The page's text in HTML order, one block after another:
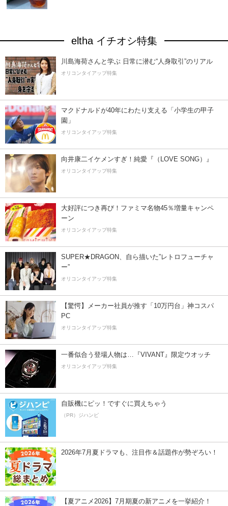
eltha イチオシ特集
川島海荷さんと学ぶ 日常に潜む“人身取引”のリアル
オリコンタイアップ特集
マクドナルドが40年にわたり支える「小学生の甲子
園」
オリコンタイアップ特集
向井康二イケメンすぎ！純愛『（LOVE SONG）』
オリコンタイアップ特集
大好評につき再び！ファミマ名物45％増量キャンペ
ーン
オリコンタイアップ特集
SUPER★DRAGON、自ら描いた”レトロフューチャ
ー”
オリコンタイアップ特集
【驚愕】メーカー社員が推す「10万円台」神コスパ
PC
オリコンタイアップ特集
一番似合う登場人物は…『VIVANT』限定ウオッチ
オリコンタイアップ特集
自販機にピッ！ですぐに買えちゃう
（PR）ジハンピ
2026年7月夏ドラマも、注目作＆話題作が勢ぞろい！
【夏アニメ2026】7月期夏の新アニメを一挙紹介！